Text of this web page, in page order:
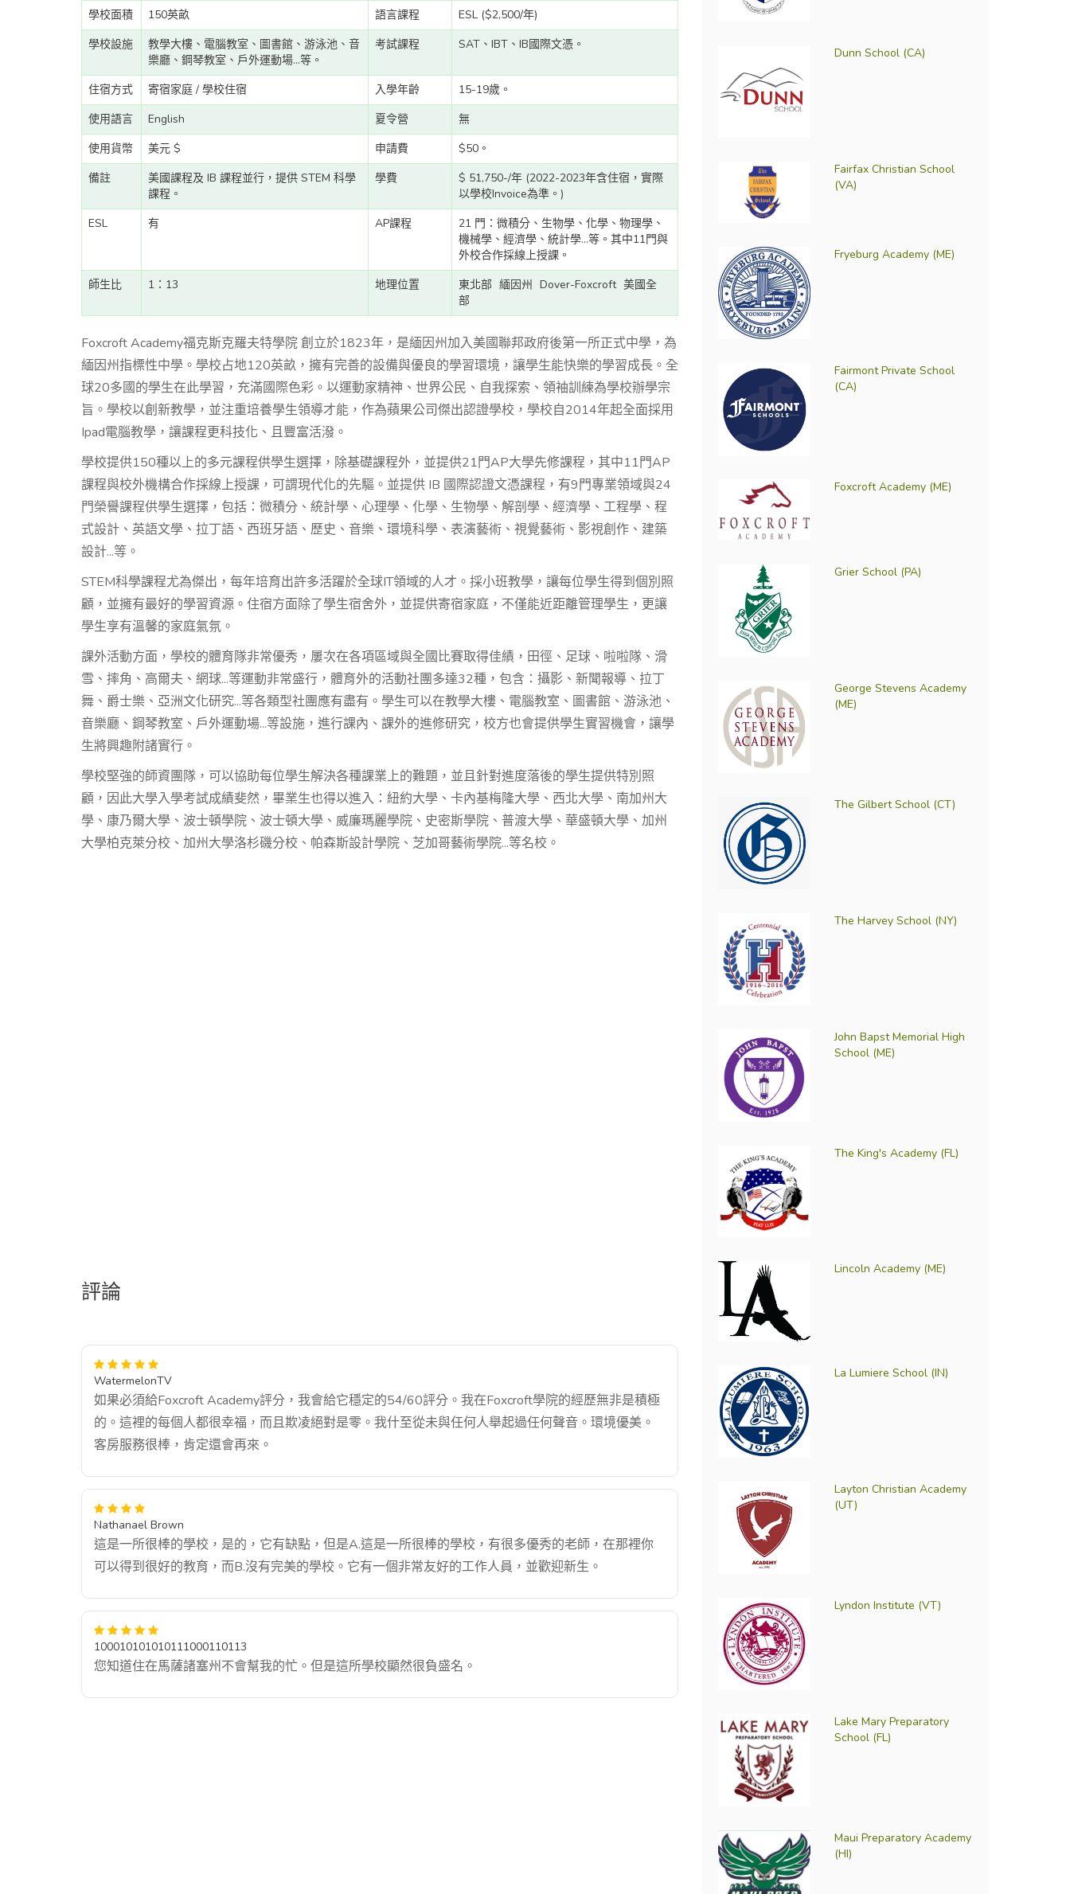
學校面積
150英畝 語言課程
ESL ($2,500/年)
學校設施
教學大樓、電腦教室、圖書館、游泳池、音
樂廳、鋼琴教室、戶外運動場...等。
考試課程 SAT、IBT、IB國際文憑。
住宿方式 寄宿家庭 / 學校住宿 入學年齡
15-19歲。
使用語言
English 夏令營
無
使用貨幣
美元 $ 申請費
$50。
備註
美國課程及 IB 課程並行，提供 STEM 科學
課程。
學費
$ 51,750-/年 (2022-2023年含住宿，實際
以學校Invoice為準。)
ESL
有 AP課程
21 門：微積分、生物學、化學、物理學、
機械學、經濟學、統計學...等。其中11門與
外校合作採線上授課。
師生比
1：13 地理位置 東北部 緬因州 Dover-Foxcroft 美國全
部
Foxcroft Academy福克斯克羅夫特學院 創立於1823年，是緬因州加入美國聯邦政府後第一所正式中學，為
緬因州指標性中學。學校占地120英畝，擁有完善的設備與優良的學習環境，讓學生能快樂的學習成長。全
球20多國的學生在此學習，充滿國際色彩。以運動家精神、世界公民、自我探索、領袖訓練為學校辦學宗
旨。學校以創新教學，並注重培養學生領導才能，作為蘋果公司傑出認證學校，學校自2014年起全面採用
Ipad電腦教學，讓課程更科技化、且豐富活潑。
學校提供150種以上的多元課程供學生選擇，除基礎課程外，並提供21門AP大學先修課程，其中11門AP
課程與校外機構合作採線上授課，可謂現代化的先驅。並提供 IB 國際認證文憑課程，有9門專業領域與24
門榮譽課程供學生選擇，包括：微積分、統計學、心理學、化學、生物學、解剖學、經濟學、工程學、程
式設計、英語文學、拉丁語、西班牙語、歷史、音樂、環境科學、表演藝術、視覺藝術、影視創作、建築
設計...等。
STEM科學課程尤為傑出，每年培育出許多活躍於全球IT領域的人才。採小班教學，讓每位學生得到個別照
顧，並擁有最好的學習資源。住宿方面除了學生宿舍外，並提供寄宿家庭，不僅能近距離管理學生，更讓
學生享有溫馨的家庭氣氛。
課外活動方面，學校的體育隊非常優秀，屢次在各項區域與全國比賽取得佳績，田徑、足球、啦啦隊、滑
雪、摔角、高爾夫、網球...等運動非常盛行，體育外的活動社團多達32種，包含：攝影、新聞報導、拉丁
舞、爵士樂、亞洲文化研究...等各類型社團應有盡有。學生可以在教學大樓、電腦教室、圖書館、游泳池、
音樂廳、鋼琴教室、戶外運動場...等設施，進行課內、課外的進修研究，校方也會提供學生實習機會，讓學
生將興趣附諸實行。
學校堅強的師資團隊，可以協助每位學生解決各種課業上的難題，並且針對進度落後的學生提供特別照
顧，因此大學入學考試成績斐然，畢業生也得以進入：紐約大學、卡內基梅隆大學、西北大學、南加州大
學、康乃爾大學、波士頓學院、波士頓大學、威廉瑪麗學院、史密斯學院、普渡大學、華盛頓大學、加州
大學柏克萊分校、加州大學洛杉磯分校、帕森斯設計學院、芝加哥藝術學院...等名校。
評論
WatermelonTV
如果必須給Foxcroft Academy評分，我會給它穩定的54/60評分。我在Foxcroft學院的經歷無非是積極
的。這裡的每個人都很幸福，而且欺凌絕對是零。我什至從未與任何人舉起過任何聲音。環境優美。
客房服務很棒，肯定還會再來。
Nathanael Brown
這是一所很棒的學校，是的，它有缺點，但是A.這是一所很棒的學校，有很多優秀的老師，在那裡你
可以得到很好的教育，而B.沒有完美的學校。它有一個非常友好的工作人員，並歡迎新生。
100010101010111000110113
您知道住在馬薩諸塞州不會幫我的忙。但是這所學校顯然很負盛名。
Dunn School (CA)
Fairfax Christian School
(VA)
Fryeburg Academy (ME)
Fairmont Private School
(CA)
Foxcroft Academy (ME)
Grier School (PA)
George Stevens Academy
(ME)
The Gilbert School (CT)
The Harvey School (NY)
John Bapst Memorial High
School (ME)
The King's Academy (FL)
Lincoln Academy (ME)
La Lumiere School (IN)
Layton Christian Academy
(UT)
Lyndon Institute (VT)
Lake Mary Preparatory
School (FL)
Maui Preparatory Academy
(HI)